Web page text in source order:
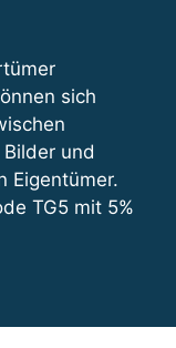
sich
und
Eigentümer.
TG5 mit 5%